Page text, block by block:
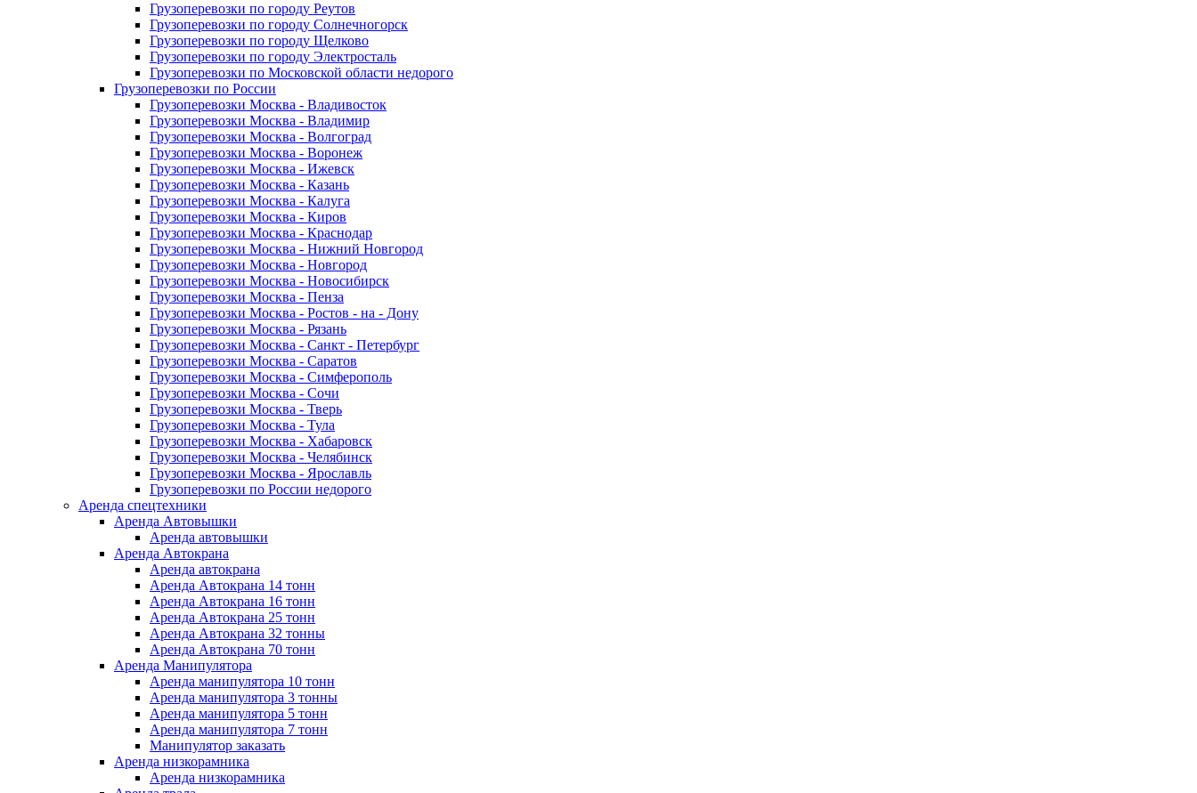
Грузоперевозки по городу Реутов
Грузоперевозки по городу Солнечногорск
Грузоперевозки по городу Щелково
Грузоперевозки по городу Электросталь
Грузоперевозки по Московской области недорого
Грузоперевозки по России
Грузоперевозки Москва - Владивосток
Грузоперевозки Москва - Владимир
Грузоперевозки Москва - Волгоград
Грузоперевозки Москва - Воронеж
Грузоперевозки Москва - Ижевск
Грузоперевозки Москва - Казань
Грузоперевозки Москва - Калуга
Грузоперевозки Москва - Киров
Грузоперевозки Москва - Краснодар
Грузоперевозки Москва - Нижний Новгород
Грузоперевозки Москва - Новгород
Грузоперевозки Москва - Новосибирск
Грузоперевозки Москва - Пенза
Грузоперевозки Москва - Ростов - на - Дону
Грузоперевозки Москва - Рязань
Грузоперевозки Москва - Санкт - Петербург
Грузоперевозки Москва - Саратов
Грузоперевозки Москва - Симферополь
Грузоперевозки Москва - Сочи
Грузоперевозки Москва - Тверь
Грузоперевозки Москва - Тула
Грузоперевозки Москва - Хабаровск
Грузоперевозки Москва - Челябинск
Грузоперевозки Москва - Ярославль
Грузоперевозки по России недорого
Аренда спецтехники
Аренда Автовышки
Аренда автовышки
Аренда Автокрана
Аренда автокрана
Аренда Автокрана 14 тонн
Аренда Автокрана 16 тонн
Аренда Автокрана 25 тонн
Аренда Автокрана 32 тонны
Аренда Автокрана 70 тонн
Аренда Манипулятора
Аренда манипулятора 10 тонн
Аренда манипулятора 3 тонны
Аренда манипулятора 5 тонн
Аренда манипулятора 7 тонн
Манипулятор заказать
Аренда низкорамника
Аренда низкорамника